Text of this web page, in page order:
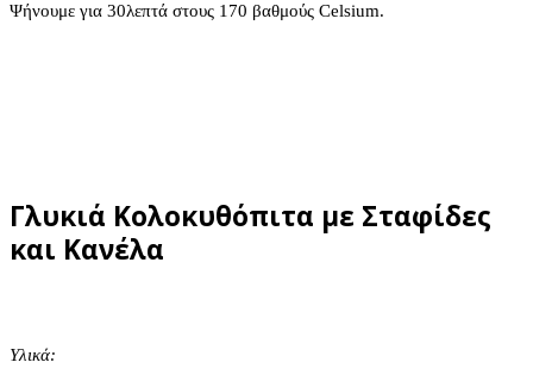
Ψήνουμε για 30λεπτά στους 170 βαθμούς Celsium.
Γλυκιά Κολοκυθόπιτα με Σταφίδες
και Κανέλα
Υλικά: